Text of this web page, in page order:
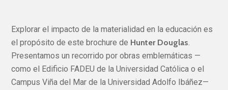
Explorar el impacto de la materialidad en la educación es
el propósito de este brochure de Hunter Douglas.
Presentamos un recorrido por obras emblemáticas —
como el Edificio FADEU de la Universidad Católica o el
Campus Viña del Mar de la Universidad Adolfo Ibáñez—